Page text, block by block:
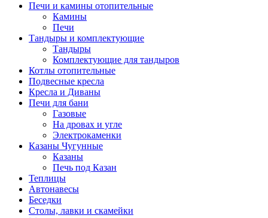
Печи и камины отопительные
Камины
Печи
Тандыры и комплектующие
Тандыры
Комплектующие для тандыров
Котлы отопительные
Подвесные кресла
Кресла и Диваны
Печи для бани
Газовые
На дровах и угле
Электрокаменки
Казаны Чугунные
Казаны
Печь под Казан
Теплицы
Автонавесы
Беседки
Столы, лавки и скамейки